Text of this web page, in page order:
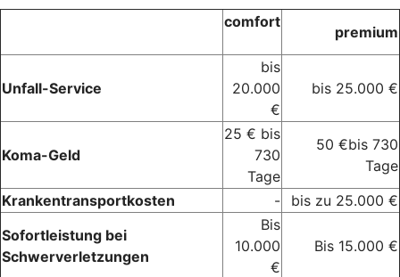
comfort
premium
Unfall-Service
bis
20.000
€
bis 25.000 €
Koma-Geld
25 € bis
730
Tage
50 €bis 730
Tage
Krankentransportkosten
-
bis zu 25.000 €
Sofortleistung bei
Schwerverletzungen
Bis
10.000
€
Bis 15.000 €